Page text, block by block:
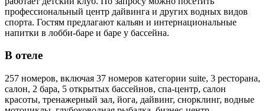
профессиональный центр дайвинга и других водных видов
спорта. Гостям предлагают кальян и интернациональные
напитки в лобби-баре и баре у бассейна.
В отеле
257 номеров, включая 37 номеров категории suite, 3 ресторана,
салон, 2 бара, 5 открытых бассейнов, спа-центр, салон
красоты, тренажерный зал, йога, дайвинг, снорклинг, водные